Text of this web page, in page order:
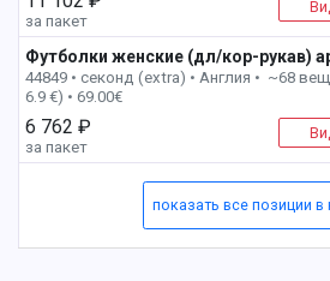
за пакет
Футболки женские (дл/кор-рукав)
44849 • секонд (extra) • Англия • ~68
6.9 €) • 69.00€
6 762 ₽
за пакет
показать все позиции в